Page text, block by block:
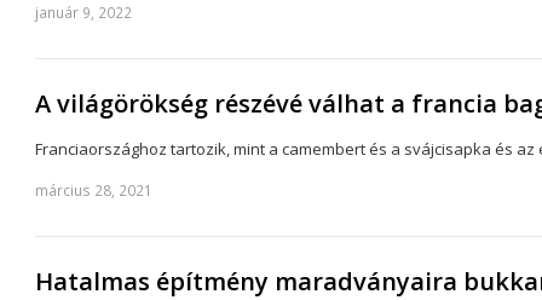
január 9, 2022
A világörökség részévé válhat a francia
Franciaországhoz tartozik, mint a camembert és a svájcisapka és
március 28, 2021
Hatalmas építmény maradványaira